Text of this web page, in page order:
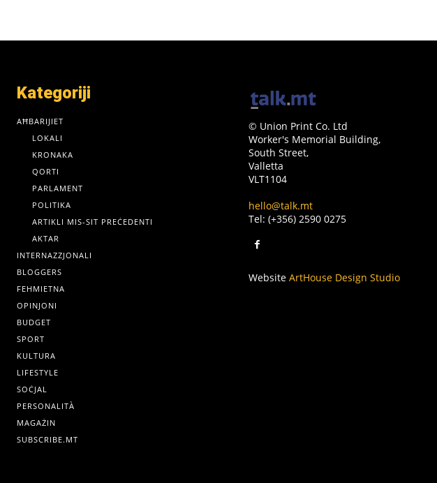
Kategoriji
AĦBARIJIET
LOKALI
KRONAKA
QORTI
PARLAMENT
POLITIKA
ARTIKLI MIS-SIT PREĊEDENTI
AKTAR
INTERNAZZJONALI
BLOGGERS
FEHMIETNA
OPINJONI
BUDGET
SPORT
KULTURA
LIFESTYLE
SOĊJAL
PERSONALITÀ
MAGAŻIN
SUBSCRIBE.MT
© Union Print Co. Ltd
Worker's Memorial Building,
South Street,
Valletta
VLT1104
hello@talk.mt
Tel: (+356) 2590 0275
Website ArtHouse Design Studio